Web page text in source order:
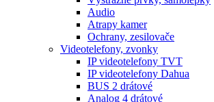
Audio
Atrapy kamer
Ochrany, zesilovače
Videotelefony, zvonky
IP videotelefony TVT
IP videotelefony Dahua
BUS 2 drátové
Analog 4 drátové